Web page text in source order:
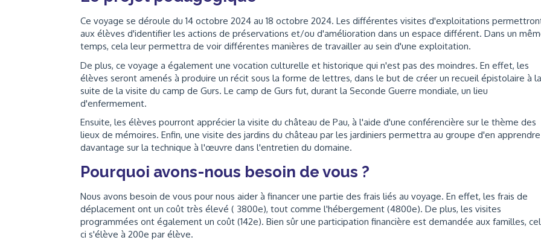
Ce voyage se déroule du 14 octobre 2024 au 18 octobre 2024. Les différentes visites d'exploitations
aux élèves d'identifier les actions de préservations et/ou d'amélioration dans un espace différent. Dans un
temps, cela leur permettra de voir différentes manières de travailler au sein d'une exploitation.
De plus, ce voyage a également une vocation culturelle et historique qui n'est pas des moindres. En effet, les
élèves seront amenés à produire un récit sous la forme de lettres, dans le but de créer un recueil épistolaire à la
suite de la visite du camp de Gurs. Le camp de Gurs fut, durant la Seconde Guerre mondiale, un lieu
d'enfermement.
Ensuite, les élèves pourront apprécier la visite du château de Pau, à l'aide d'une conférencière sur le thème des
lieux de mémoires. Enfin, une visite des jardins du château par les jardiniers permettra au groupe d'en apprendre
davantage sur la technique à l'œuvre dans l'entretien du domaine.
Pourquoi avons-nous besoin de vous ?
Nous avons besoin de vous pour nous aider à financer une partie des frais liés au voyage. En effet, les frais de
déplacement ont un coût très élevé ( 3800e), tout comme l'hébergement (4800e). De plus, les visites
programmées ont également un coût (142e). Bien sûr une participation financière est demandée aux familles,
ci s'élève à 200e par élève.